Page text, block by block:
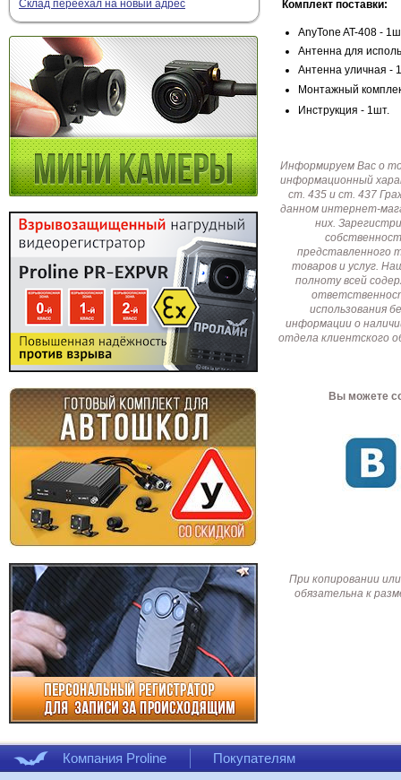
Склад переехал на новый адрес Комплект поставки:
AnyTone AT-408 -
Антенна для
Антенна уличная -
Монтажный
Инструкция - 1шт.
Информируем Вас о
информационный
ст. 435 и ст. 437
данном интернет-
них.
представленного
товаров и услуг.
полноту всей
использования
информации о
отдела клиентского
Вы можете
При копировании
обязательна к
Компания Proline Покупателям